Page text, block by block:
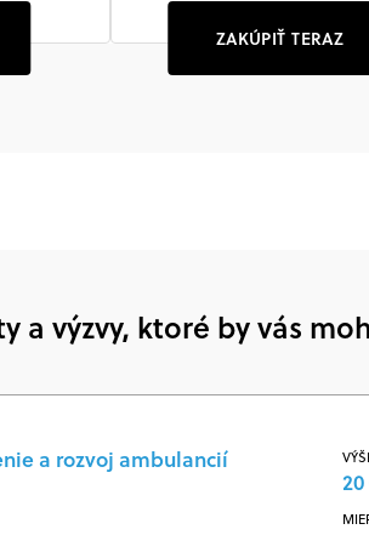
ZAKÚPIŤ TERAZ
a výzvy, ktoré by vás
a rozvoj ambulancií